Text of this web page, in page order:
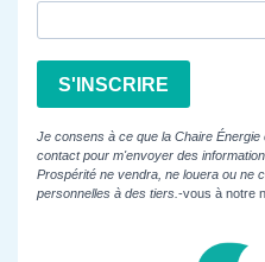
S'INSCRIRE
Je consens à ce que la Chaire
contact pour m'envoyer des
Prospérité ne vendra, ne louera ou ne
personnelles à des tiers. -vous à notre